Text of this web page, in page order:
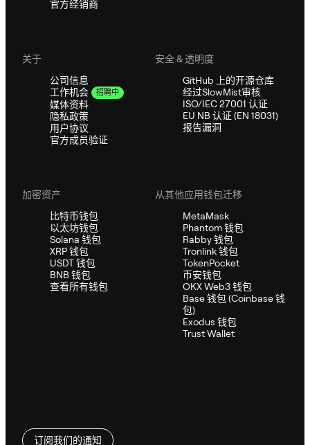
官方经销商
关于
公司信息
工作机会
招聘中
媒体资料
隐私政策
用户协议
官方成员验证
安全 & 透明度
GitHub 上的开源仓库
经过SlowMist审核
ISO/IEC 27001 认证
EU NB 认证 (EN 18031)
报告漏洞
加密资产
比特币钱包
以太坊钱包
Solana 钱包
XRP 钱包
USDT 钱包
BNB 钱包
查看所有钱包
从其他应用钱包迁移
MetaMask
Phantom 钱包
Rabby 钱包
Tronlink 钱包
TokenPocket
币安钱包
OKX Web3 钱包
Base 钱包 (Coinbase 钱
包)
Exodus 钱包
Trust Wallet
订阅我们的通知